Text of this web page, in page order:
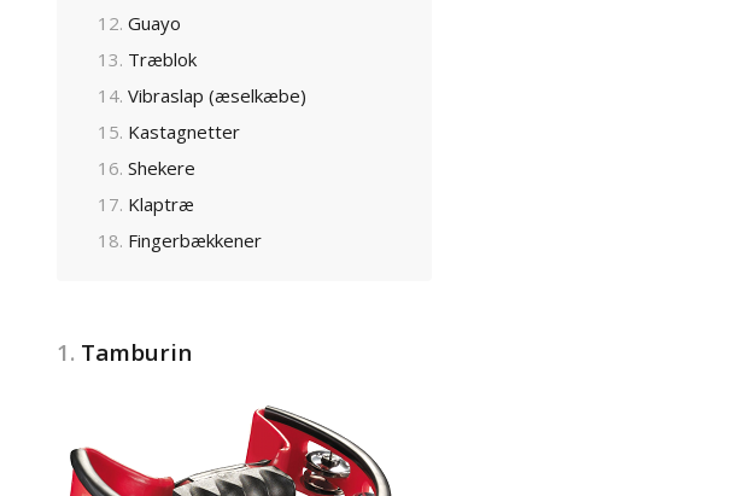
Guayo
Træblok
Vibraslap (æselkæbe)
Kastagnetter
Shekere
Klaptræ
Fingerbækkener
1. Tamburin